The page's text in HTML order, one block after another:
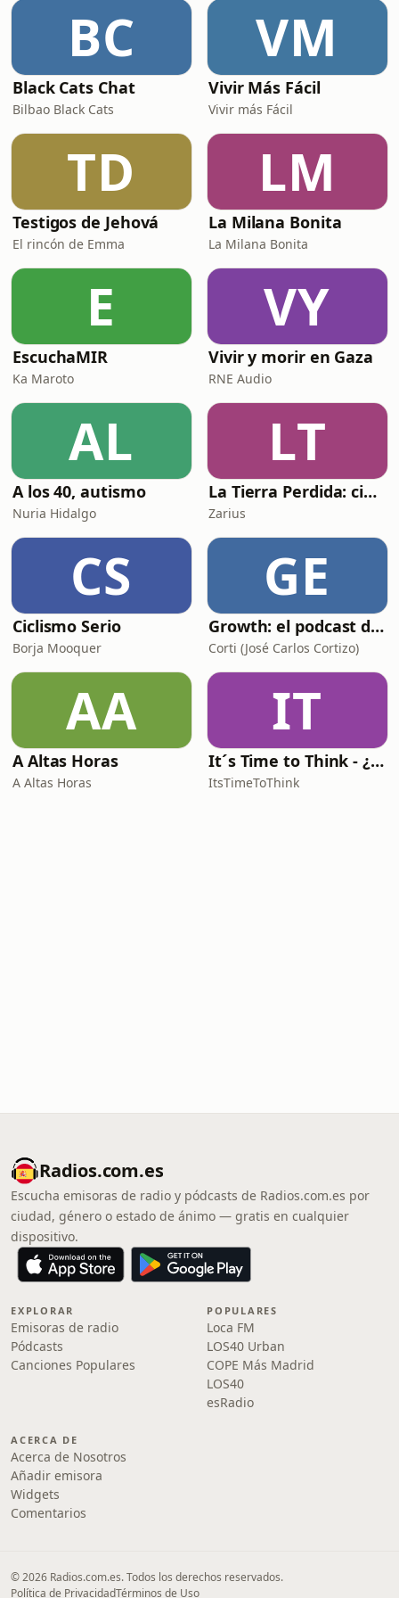
mam&iacute;feros macho?
&iquest;Por qu&eacute; tienen
pezones tambi&eacute;n? Xaviera se
traslada al museo de E
BC
Black Cats Chat
Bilbao Black Cats
VM
Vivir Más Fácil
Vivir más Fácil
TD
Testigos de Jehová
El rincón de Emma
LM
La Milana Bonita
La Milana Bonita
E
EscuchaMIR
Ka Maroto
VY
Vivir y morir en Gaza
RNE Audio
AL
A los 40, autismo
Nuria Hidalgo
LT
La Tierra Perdida: ciencia ficción épica en audio
Zarius
CS
Ciclismo Serio
Borja Mooquer
GE
Growth: el podcast de Product Hackers 🚀
Corti (José Carlos Cortizo)
AA
A Altas Horas
A Altas Horas
IT
It´s Time to Think - ¿Nos paramos a pensar?
ItsTimeToThink
Radios.com.es
Escucha emisoras de radio y pódcasts de Radios.com.es por
ciudad, género o estado de ánimo — gratis en cualquier
dispositivo.
EXPLORAR
Emisoras de radio
Pódcasts
Canciones Populares
POPULARES
Loca FM
LOS40 Urban
COPE Más Madrid
LOS40
esRadio
ACERCA DE
Acerca de Nosotros
Añadir emisora
Widgets
Comentarios
© 2026 Radios.com.es. Todos los derechos reservados.
Política de PrivacidadTérminos de Uso